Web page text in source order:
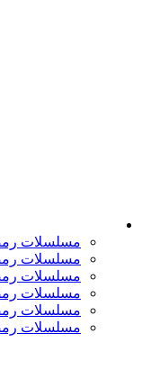
مسلسلات
مسلسلات
مسلسلات
مسلسلات
مسلسلات
مسلسلات